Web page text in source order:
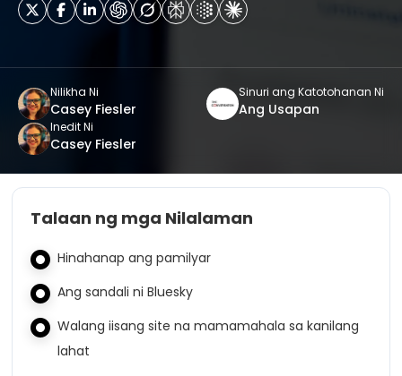
Nilikha Ni
Casey Fiesler
Sinuri ang Katotohanan Ni
Ang Usapan
Inedit Ni
Casey Fiesler
Talaan ng mga Nilalaman
Hinahanap ang pamilyar
Ang sandali ni Bluesky
Walang iisang site na mamamahala sa kanilang
lahat